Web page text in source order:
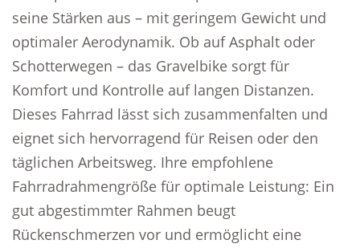
seine Stärken aus – mit geringem Gewicht und
optimaler Aerodynamik. Ob auf Asphalt oder
Schotterwegen – das Gravelbike sorgt für
Komfort und Kontrolle auf langen Distanzen.
Dieses Fahrrad lässt sich zusammenfalten und
eignet sich hervorragend für Reisen oder den
täglichen Arbeitsweg. Ihre empfohlene
Fahrradrahmengröße für optimale Leistung: Ein
gut abgestimmter Rahmen beugt
Rückenschmerzen vor und ermöglicht eine